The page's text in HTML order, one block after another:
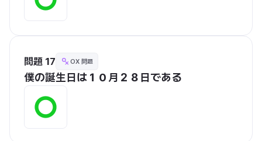
問題 17 OX 問題
僕の誕生日は１０月２８日である